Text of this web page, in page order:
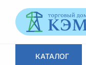
КАТАЛОГ